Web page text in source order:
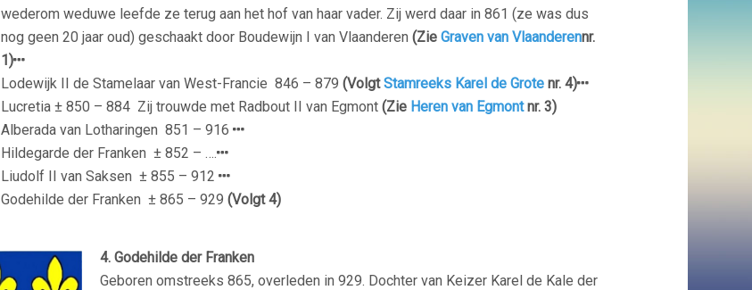
wederom weduwe leefde ze terug aan het hof van haar vader. Zij werd daar in 861 (ze was dus
nog geen 20 jaar oud) geschaakt door Boudewijn I van Vlaanderen (Zie Graven van Vlaanderennr.
1)
Lodewijk II de Stamelaar van West-Francie 846 – 879 (VolgtStamreeks Karel de Grote nr. 4)
Lucretia ± 850 – 884 Zij trouwde met Radbout II van Egmont (Zie Heren van Egmontnr. 3)
Alberada van Lotharingen 851 – 916
Hildegarde der Franken ± 852 – ….
Liudolf II van Saksen ± 855 – 912
Godehilde der Franken ± 865 – 929 (Volgt 4)
4. Godehilde der Franken
Geboren omstreeks 865, overleden in 929. Dochter van Keizer Karel de Kale der